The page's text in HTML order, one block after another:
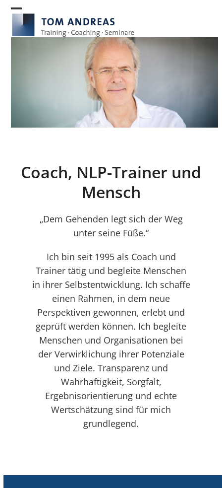
Skip
content
Open
mobile
Close
mobile
Coach, NLP-Trainer und
Mensch
„Dem Gehenden legt sich der Weg
unter seine Füße.“
Ich bin seit 1995 als Coach und
Trainer tätig und begleite Menschen
in ihrer Selbstentwicklung. Ich schaffe
einen Rahmen, in dem neue
Perspektiven gewonnen, erlebt und
geprüft werden können. Ich begleite
Menschen und Organisationen bei
der Verwirklichung ihrer Potenziale
und Ziele. Transparenz und
Wahrhaftigkeit, Sorgfalt,
Ergebnisorientierung und echte
Wertschätzung sind für mich
grundlegend.